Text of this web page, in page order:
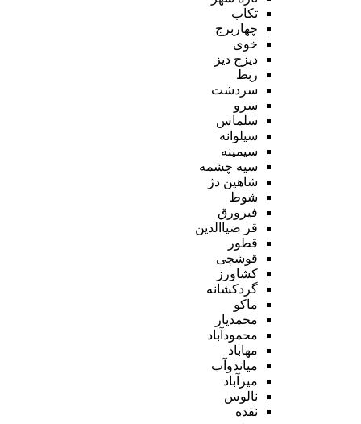
تکاب
چهاربرج
خوی
دیزج دیز
ربط
سردشت
سرو
سلماس
سیلوانه
سیمینه
سیه چشمه
شاهین دژ
شوط
فیرورق
قر ضیاالدین
قطور
قوشچی
کشاورز
گردکشانه
ماکو
محمدیار
محمودآباد
مهاباد
میاندوآب
میرآباد
نالوس
نقده